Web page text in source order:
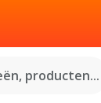
producten...